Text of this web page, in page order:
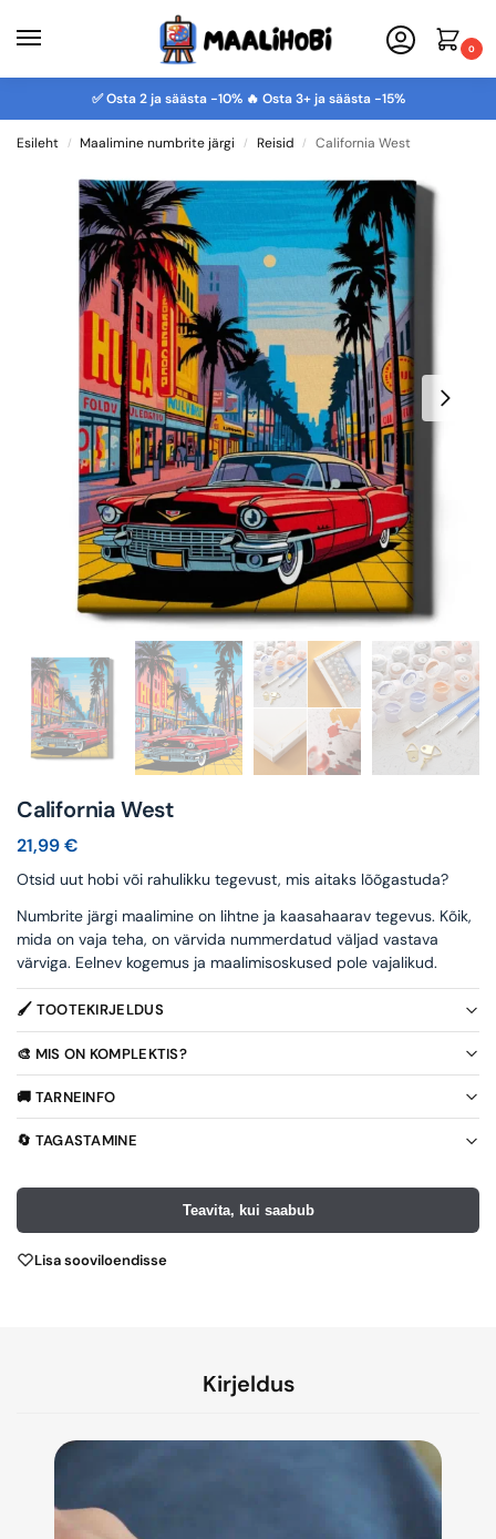
0
✅ Osta 2 ja säästa -10% 🔥 Osta 3+ ja säästa -15%
Esileht / Maalimine numbrite järgi / Reisid / California West
California West
21,99€
Otsid uut hobi või rahulikku tegevust, mis aitaks lõõgastuda?
Numbrite järgi maalimine on lihtne ja kaasahaarav tegevus. Kõik,
mida on vaja teha, on värvida nummerdatud väljad vastava
värviga. Eelnev kogemus ja maalimisoskused pole vajalikud.
🖌️ TOOTEKIRJELDUS
🎨 MIS ON KOMPLEKTIS?
🚚 TARNEINFO
🔄 TAGASTAMINE
Teavita, kui saabub
Lisa sooviloendisse
Kirjeldus